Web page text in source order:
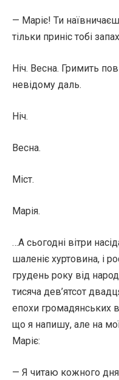
— Маріє! Ти
тільки приніс тобі
Ніч. Весна. Гримить
невідому даль.
Ніч.
Весна.
Міст.
Марія.
…А сьогодні вітри
шаленіє хуртовина, і
грудень року від
тисяча дев’ятсот
епохи громадянських
що я напишу, але на
Маріє:
— Я читаю кожного дня